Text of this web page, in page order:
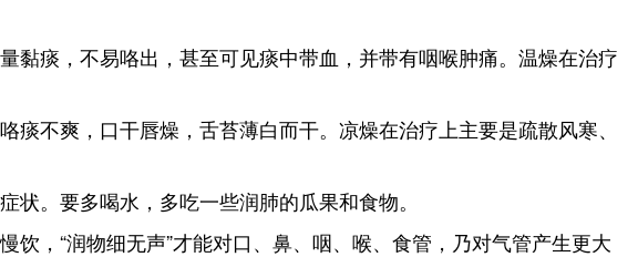
痰，不易咯出，甚至可见痰中带血，并带有咽喉肿痛。温燥在治疗
不爽，口干唇燥，舌苔薄白而干。凉燥在治疗上主要是疏散风寒、
状。要多喝水，多吃一些润肺的瓜果和食物。
，“润物细无声”才能对口、鼻、咽、喉、食管，乃对气管产生更大